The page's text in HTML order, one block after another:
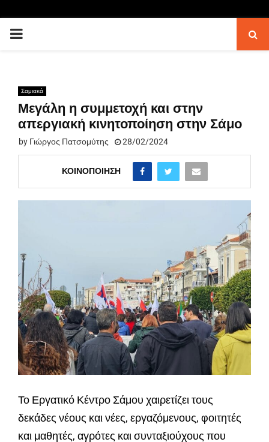
PRIMARY
Σαμιακά
Μεγάλη η συμμετοχή και στην
απεργιακή κινητοποίηση στην Σάμο
by Γιώργος Πατσομύτης 28/02/2024
ΚΟΙΝΟΠΟΊΗΣΗ
Το Εργατικό Κέντρο Σάμου χαιρετίζει τους
δεκάδες νέους και νέες, εργαζόμενους, φοιτητές
και μαθητές, αγρότες και συνταξιούχους που